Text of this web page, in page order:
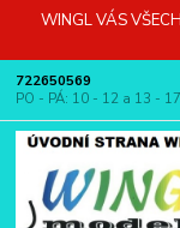
WINGL VÁS
722650569
PO - PÁ: 10 - 12 a 13 -